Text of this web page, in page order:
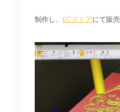
制作し、 ECストアにて販売